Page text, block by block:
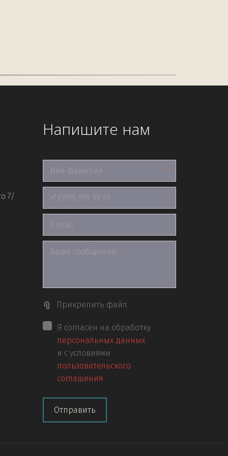
7/
Напишите нам
*
*
Прикрепить файл
Я согласен на обработку
персональных данных
и с условиями
пользовательского
соглашения
Отправить